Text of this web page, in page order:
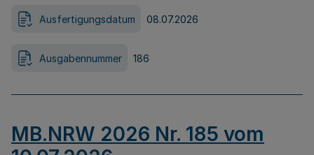
Ausfertigungsdatum 08.07.2026
Ausgabennummer 186
MB.NRW 2026 Nr. 185 vom